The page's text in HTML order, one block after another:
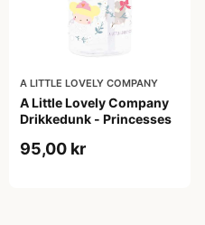
A LITTLE LOVELY COMPANY
A Little Lovely Company
Drikkedunk - Princesses
95,00 kr